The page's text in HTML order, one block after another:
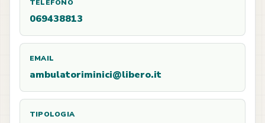
TELEFONO
069438813
EMAIL
ambulatoriminici@libero.it
TIPOLOGIA